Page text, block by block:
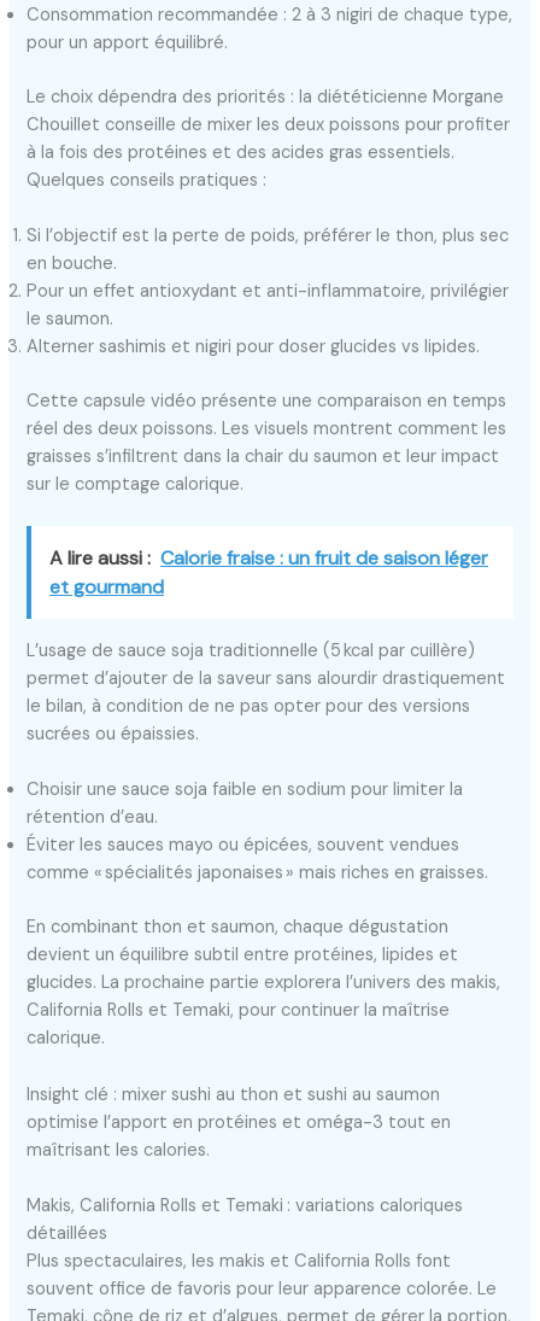
Consommation recommandée : 2 à 3 nigiri de chaque type,
pour un apport équilibré.
Le choix dépendra des priorités : la diététicienne Morgane
Chouillet conseille de mixer les deux poissons pour profiter
à la fois des protéines et des acides gras essentiels.
Quelques conseils pratiques :
Si l’objectif est la perte de poids, préférer le thon, plus sec
en bouche.
Pour un effet antioxydant et anti-inflammatoire, privilégier
le saumon.
Alterner sashimis et nigiri pour doser glucides vs lipides.
Cette capsule vidéo présente une comparaison en temps
réel des deux poissons. Les visuels montrent comment les
graisses s’infiltrent dans la chair du saumon et leur impact
sur le comptage calorique.
A lire aussi : Calorie fraise : un fruit de saison léger
et gourmand
L’usage de sauce soja traditionnelle (5 kcal par cuillère)
permet d’ajouter de la saveur sans alourdir drastiquement
le bilan, à condition de ne pas opter pour des versions
sucrées ou épaissies.
Choisir une sauce soja faible en sodium pour limiter la
rétention d’eau.
Éviter les sauces mayo ou épicées, souvent vendues
comme « spécialités japonaises » mais riches en graisses.
En combinant thon et saumon, chaque dégustation
devient un équilibre subtil entre protéines, lipides et
glucides. La prochaine partie explorera l’univers des makis,
California Rolls et Temaki, pour continuer la maîtrise
calorique.
Insight clé : mixer sushi au thon et sushi au saumon
optimise l’apport en protéines et oméga-3 tout en
maîtrisant les calories.
Makis, California Rolls et Temaki : variations caloriques
détaillées
Plus spectaculaires, les makis et California Rolls font
souvent office de favoris pour leur apparence colorée. Le